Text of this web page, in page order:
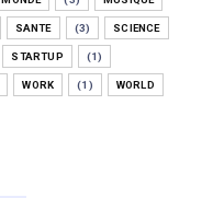
SANTE (3) SCIENCE
STARTUP (1)
WORK (1) WORLD